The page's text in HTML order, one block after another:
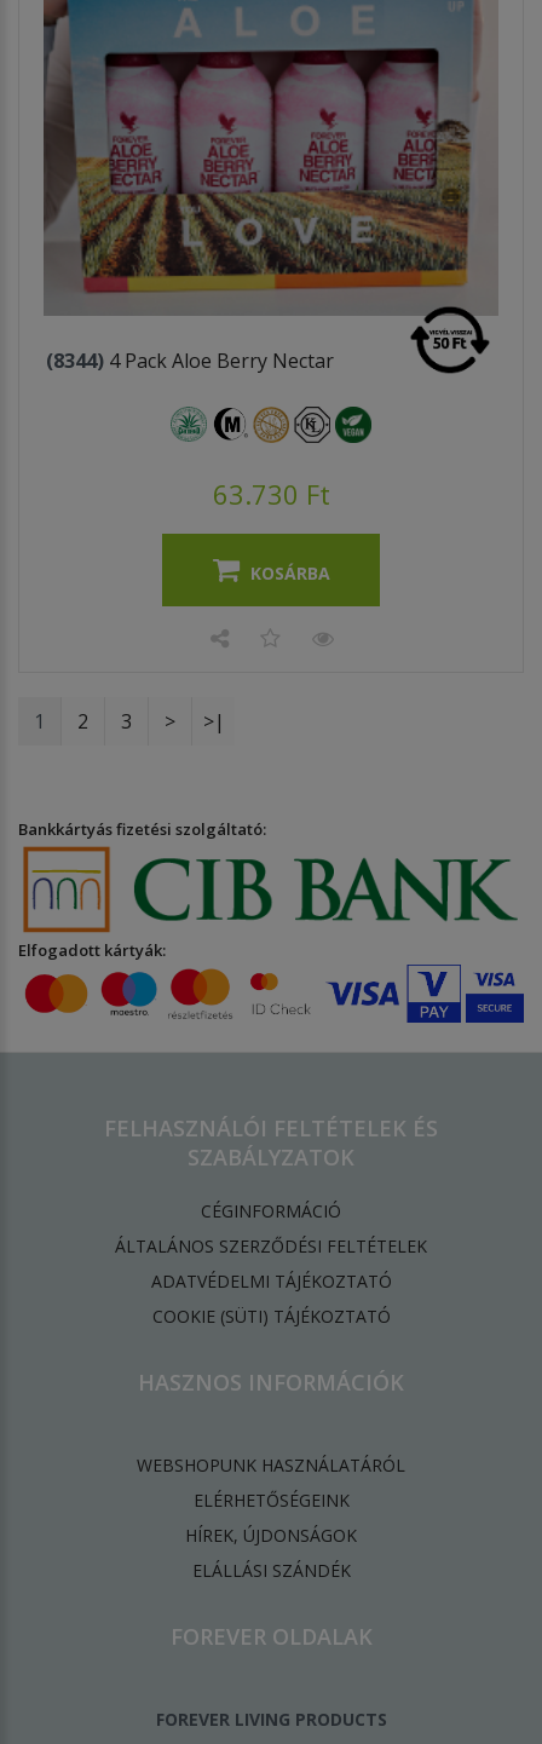
(8344) 4 Pack Aloe Berry Nectar
63.730 Ft
KOSÁRBA
1 2 3 > >|
Bankkártyás fizetési szolgáltató:
Elfogadott kártyák:
FELHASZNÁLÓI FELTÉTELEK ÉS
SZABÁLYZATOK
CÉGINFORMÁCIÓ
ÁLTALÁNOS SZERZŐDÉSI FELTÉTELEK
ADATVÉDELMI TÁJÉKOZTATÓ
​COOKIE (SÜTI) TÁJÉKOZTATÓ
HASZNOS INFORMÁCIÓK
WEBSHOPUNK HASZNÁLATÁRÓL
ELÉRHETŐSÉGEINK
HÍREK, ÚJDONSÁGOK
ELÁLLÁSI SZÁNDÉK
FOREVER OLDALAK
FOREVER LIVING PRODUCTS